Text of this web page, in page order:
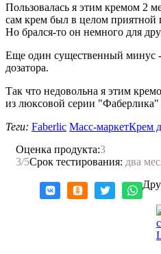
Пользовалась я этим кремом 2
сам крем был в целом приятной
Но брался-то он немного для
Еще один существенный минус -
дозатора.
Так что недовольна я этим
из люксовой серии "Фаберлика"
Теги: Faberlic Масс-маркетКрем
Оценка продукта:3
3/5Срок тестирования: два